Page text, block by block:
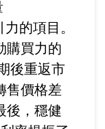
的項目。
購買力的
後重返市
售價格差
後，穩健